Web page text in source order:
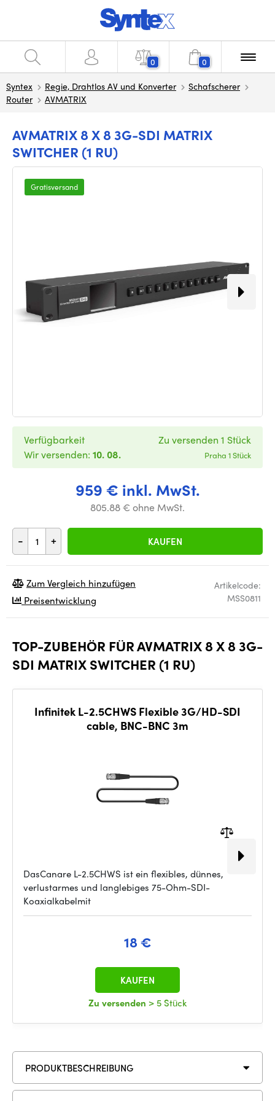
0 0
Syntex Regie, Drahtlos AV und Konverter
Schafscherer
Router
AVMATRIX
AVMATRIX 8 X 8 3G-SDI MATRIX
SWITCHER (1 RU)
Gratisversand
959 € inkl. MwSt.
805.88 € ohne MwSt.
- + KAUFEN
Verfügbarkeit
Wir versenden: 10. 08.
Zu versenden 1 Stück
Praha 1 Stück
Artikelcode:
MSS0811
Zum Vergleich hinzufügen
Preisentwicklung
TOP-ZUBEHÖR FÜR AVMATRIX 8 X 8 3G-
SDI MATRIX SWITCHER (1 RU)
Infinitek L-2.5CHWS Flexible 3G/HD-SDI
cable, BNC-BNC 3m
DasCanare L-2.5CHWS ist ein flexibles, dünnes,
verlustarmes und langlebiges 75-Ohm-SDI-
Koaxialkabelmit
18 €
Zu versenden > 5 Stück
KAUFEN
PRODUKTBESCHREIBUNG